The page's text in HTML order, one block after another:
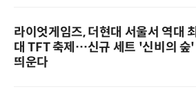
라이엇게임즈, 더현대 서울서 역대 최
대 TFT 축제…신규 세트 '신비의 숲'
띄운다